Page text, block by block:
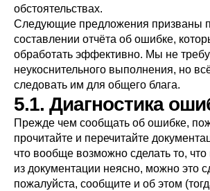
обстоятельствах.
Следующие предложения призваны
составлении отчёта об ошибке,
обработать эффективно. Мы не
неукоснительного выполнения, но
следовать им для общего блага.
5.1. Диагностика
Прежде чем сообщать об ошибке,
прочитайте и перечитайте
что вообще возможно сделать то,
из документации неясно, можно это
пожалуйста, сообщите и об этом